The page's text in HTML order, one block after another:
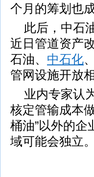
个月的筹划也
此后，中石
近日管道资产
石油、 中石化、
管网设施开放
业内专家认
核定管输成本
桶油”以外的企
域可能会独立。